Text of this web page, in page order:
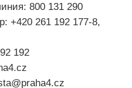
800 131 290
+420 261 192 177-8,
192